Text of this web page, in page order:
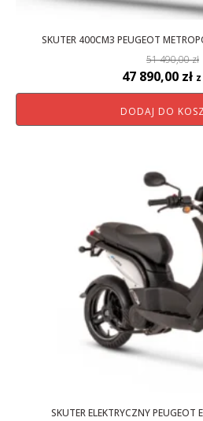
SKUTER 400CM3 PEUGEOT
51 490,00zł
Pierwotna
cena
wynosiła:
47 890,00 zł
DODAJ DO
SKUTER ELEKTRYCZNY PEUGEOT